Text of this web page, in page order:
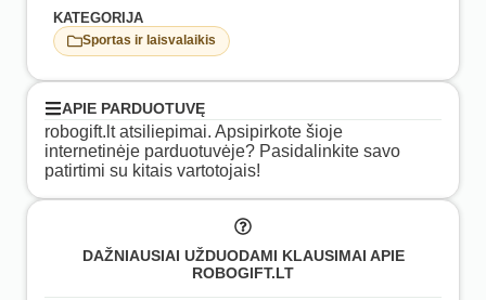
KATEGORIJA
Sportas ir laisvalaikis
APIE PARDUOTUVĘ
robogift.lt atsiliepimai. Apsipirkote šioje
internetinėje parduotuvėje? Pasidalinkite savo
patirtimi su kitais vartotojais!
DAŽNIAUSIAI UŽDUODAMI KLAUSIMAI APIE
ROBOGIFT.LT